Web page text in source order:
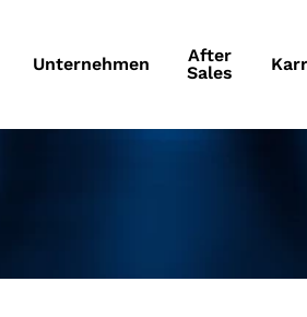
Unternehmen
After
Sales